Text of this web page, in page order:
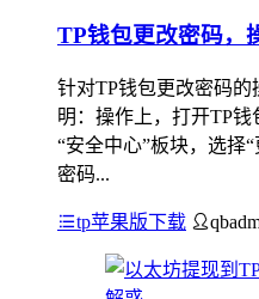
TP钱包更改密码，
针对TP钱包更改密码
明：操作上，打开TP钱
“安全中心”板块，选择
密码...
tp苹果版下载